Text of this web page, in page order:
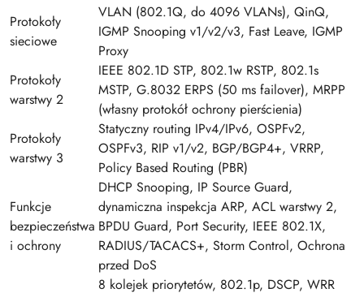
Protokoły
sieciowe
VLAN (802.1Q, do 4096 VLANs), QinQ,
IGMP Snooping v1/v2/v3, Fast Leave, IGMP
Proxy
Protokoły
warstwy 2
IEEE 802.1D STP, 802.1w RSTP, 802.1s
MSTP, G.8032 ERPS (50 ms failover), MRPP
(własny protokół ochrony pierścienia)
Protokoły
warstwy 3
Statyczny routing IPv4/IPv6, OSPFv2,
OSPFv3, RIP v1/v2, BGP/BGP4+, VRRP,
Policy Based Routing (PBR)
Funkcje
bezpieczeństwa
i ochrony
DHCP Snooping, IP Source Guard,
dynamiczna inspekcja ARP, ACL warstwy 2,
BPDU Guard, Port Security, IEEE 802.1X,
RADIUS/TACACS+, Storm Control, Ochrona
przed DoS
8 kolejek priorytetów, 802.1p, DSCP, WRR